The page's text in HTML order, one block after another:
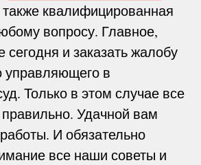
также квалифицированная
вопросу. Главное,
сегодня и заказать жалобу
управляющего в
Только в этом случае все
Удачной вам
И обязательно
все наши советы и